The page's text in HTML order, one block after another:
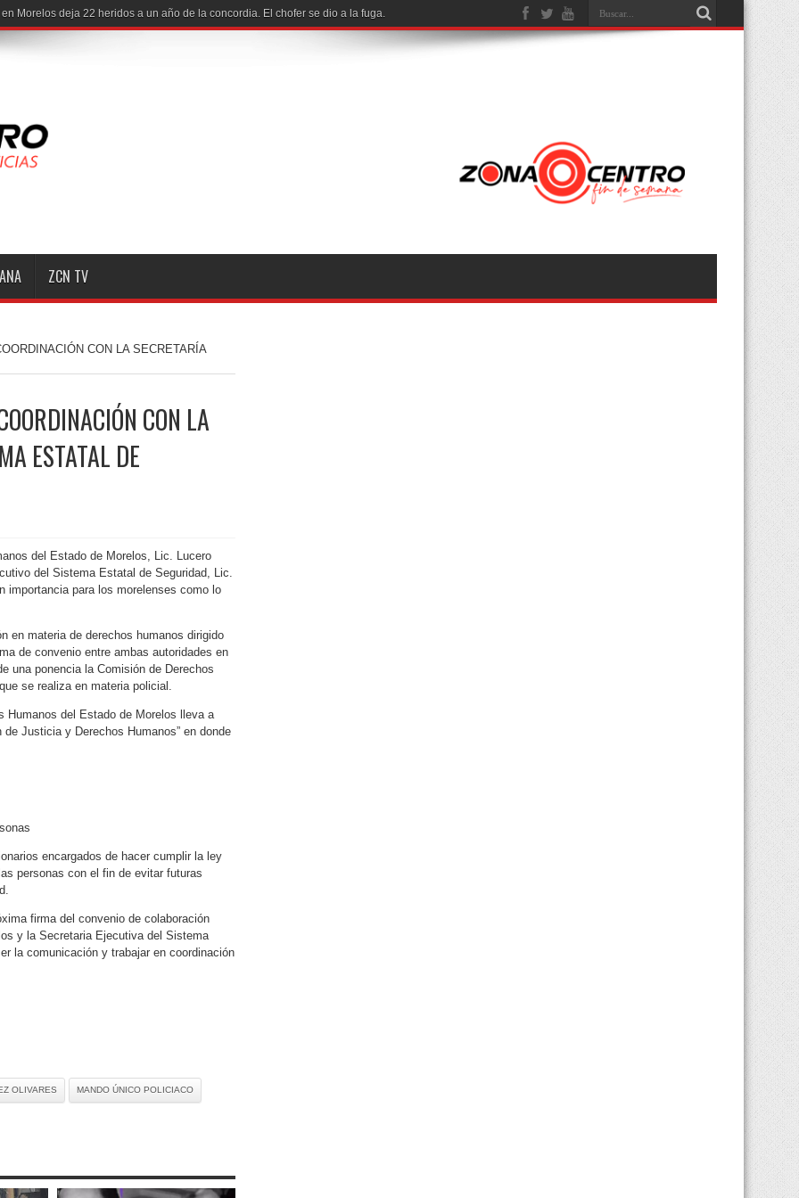
ZCN TV
CON LA SECRETARÍA
CON LA
ESTATAL DE
del Estado de Morelos, Lic. Lucero
del Sistema Estatal de Seguridad, Lic.
importancia para los morelenses como lo
en materia de derechos humanos dirigido
de convenio entre ambas autoridades en
una ponencia la Comisión de Derechos
se realiza en materia policial.
Humanos del Estado de Morelos lleva a
Justicia y Derechos Humanos” en donde
encargados de hacer cumplir la ley
personas con el fin de evitar futuras
firma del convenio de colaboración
y la Secretaria Ejecutiva del Sistema
la comunicación y trabajar en coordinación
OLIVARES MANDO ÚNICO POLICIACO